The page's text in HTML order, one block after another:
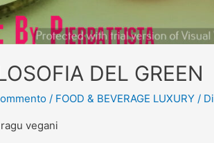
DEL GREEN
/ FOOD & BEVERAGE LUXURY / Di
vegani